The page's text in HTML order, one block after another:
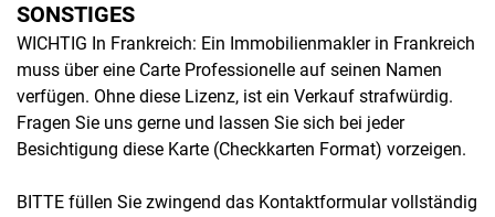
SONSTIGES
WICHTIG In Frankreich: Ein Immobilienmakler in Frankreich
muss über eine Carte Professionelle auf seinen Namen
verfügen. Ohne diese Lizenz, ist ein Verkauf strafwürdig.
Fragen Sie uns gerne und lassen Sie sich bei jeder
Besichtigung diese Karte (Checkkarten Format) vorzeigen.
BITTE füllen Sie zwingend das Kontaktformular vollständig